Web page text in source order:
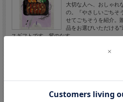
大切な人へ、おしゃれ
の。『やさしいごちそ
せてごちそうを紹介。
品をお選びいただける
スギフトです。紫のなす。